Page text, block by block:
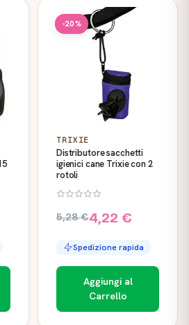
-20%
TRIXIE
Distributore sacchetti
igienici cane Trixie con 2
rotoli
5,28 €4,22 €
Spedizione rapida
Aggiungi al
Carrello